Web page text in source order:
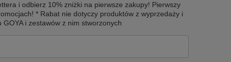
i odbierz 10% zniżki na pierwsze zakupy! Pierwszy
* Rabat nie dotyczy produktów z wyprzedaży i
i zestawów z nim stworzonych